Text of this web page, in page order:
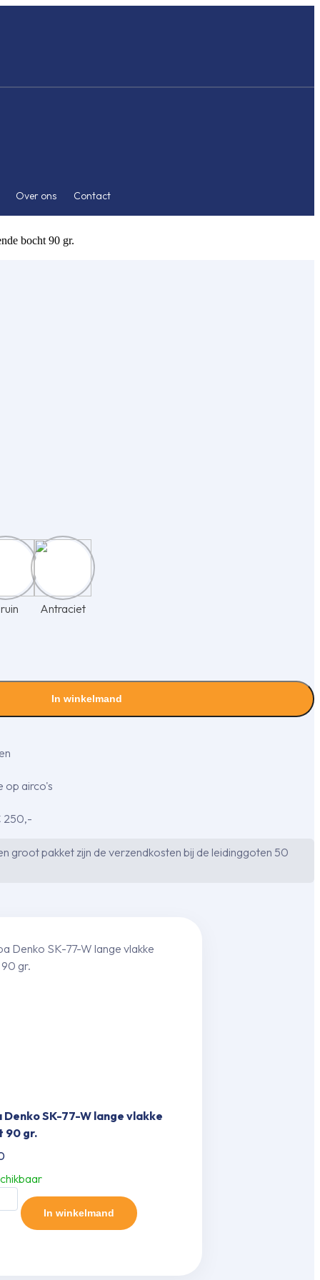
Over ons Contact
bocht 90 gr.
Antraciet
In winkelmand
op airco's
250,-
groot pakket zijn de verzendkosten bij de leidinggoten 50
Denko SK-77-W lange vlakke
90 gr.
In winkelmand